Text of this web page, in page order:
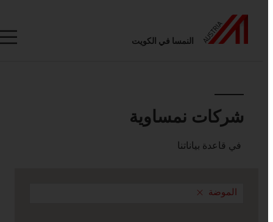
النمسا في الكويت
شركات نمساوية
في قاعدة بياناتنا
الموضة